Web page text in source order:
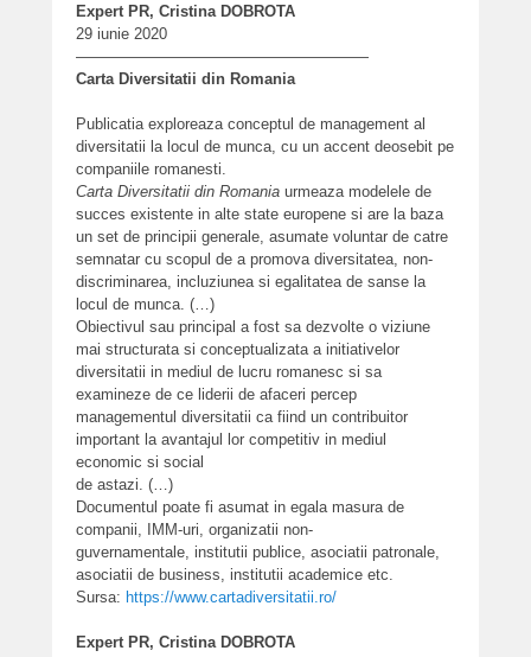
Expert PR, Cristina DOBROTA
29 iunie 2020
———————————————————
Carta Diversitatii din Romania
Publicatia exploreaza conceptul de management al
diversitatii la locul de munca, cu un accent deosebit pe
companiile romanesti.
Carta Diversitatii din Romania urmeaza modelele de
succes existente in alte state europene si are la baza
un set de principii generale, asumate voluntar de catre
semnatar cu scopul de a promova diversitatea, non-
discriminarea, incluziunea si egalitatea de sanse la
locul de munca. (…)
Obiectivul sau principal a fost sa dezvolte o viziune
mai structurata si conceptualizata a initiativelor
diversitatii in mediul de lucru romanesc si sa
examineze de ce liderii de afaceri percep
managementul diversitatii ca fiind un contribuitor
important la avantajul lor competitiv in mediul
economic si social
de astazi. (…)
Documentul poate fi asumat in egala masura de
companii, IMM-uri, organizatii non-
guvernamentale, institutii publice, asociatii patronale,
asociatii de business, institutii academice etc.
Sursa: https://www.cartadiversitatii.ro/
Expert PR, Cristina DOBROTA